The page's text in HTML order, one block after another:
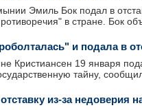
Эмиль Бок подал в
в стране. Бок
и подала в
Кристиансен 19 января
тайну,
из-за недоверия